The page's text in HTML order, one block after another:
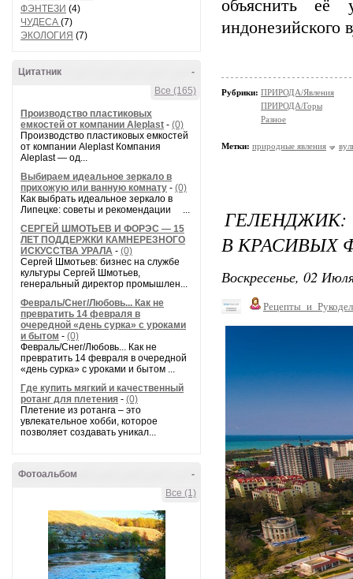
ФЭНТЕЗИ (4)
ЧУДЕСА (7)
ЭКОЛОГИЯ (7)
-
Цитатник
Все (165)
Производство пластиковых
емкостей от компании Aleplast - (0)
Производство пластиковых емкостей
от компании Aleplast Компания
Aleplast — од...
Выбираем идеальное зеркало в
прихожую или ванную комнату - (0)
Как выбрать идеальное зеркало в
Липецке: советы и рекомендации ...
СЕРГЕЙ ШМОТЬЕВ И ФОРЭС — 15
ЛЕТ ПОДДЕРЖКИ КАМНЕРЕЗНОГО
ИСКУССТВА УРАЛА - (0)
Сергей Шмотьев: бизнес на службе
культуры Сергей Шмотьев,
генеральный директор промышлен...
Февраль/Снег/Любовь... Как не
превратить 14 февраля в
очередной «день сурка» с уроками
и бытом - (0)
Февраль/Снег/Любовь... Как не
превратить 14 февраля в очередной
«день сурка» с уроками и бытом ...
Где купить мягкий и качественный
ротанг для плетения - (0)
Плетение из ротанга – это
увлекательное хобби, которое
позволяет создавать уникал...
-
Фотоальбом
Все (1)
объяснить её
индонезийского
Рубрики: ПРИРОДА/Явления
ПРИРОДА/Горы
Разное
Метки: природные явления
ГЕЛЕНДЖИК:
В КРАСИВЫХ
Воскресенье, 02